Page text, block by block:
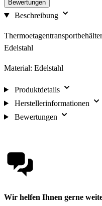
Bewertungen
Beschreibung
Edelstahl
Material: Edelstahl
Produktdetails
Herstellerinformationen
Bewertungen
Wir helfen Ihnen gerne